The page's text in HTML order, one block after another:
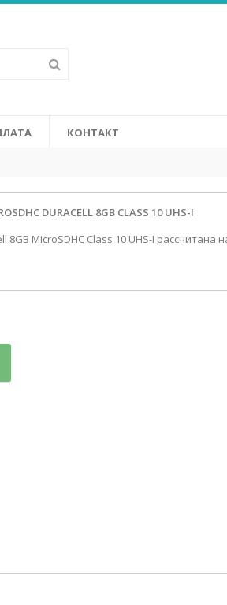
батарейки для слуховых
устройств. Батарейки
себе повышенную мощность с эко-
КОНТАКТ
DURACELL 8GB CLASS 10 UHS-I
8GB MicroSDHC Class 10 UHS-I